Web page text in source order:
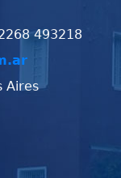
493218
Aires